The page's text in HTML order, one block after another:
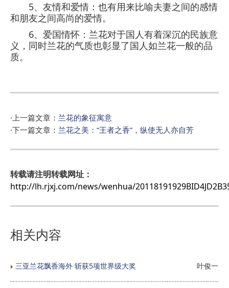
5、友情和爱情：也有用来比喻夫妻之间的感情
和朋友之间高尚的爱情。
6、爱国情怀：兰花对于国人有着深沉的民族意
义，同时兰花的气质也彰显了国人如兰花一般的品
质。
·上一篇文章： 兰花的象征寓意
·下一篇文章： 兰花之美：“王者之香”，纵使无人亦自芳
转载请注明转载网址：
http://lh.rjxj.com/news/wenhua/
相关内容
三亚兰花飘香海外 斩获5项世界级大奖 叶俊一